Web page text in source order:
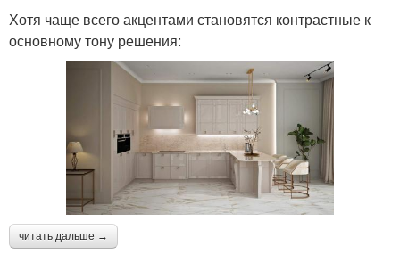
Хотя чаще всего акцентами становятся контрастные к
основному тону решения:
читать дальше →